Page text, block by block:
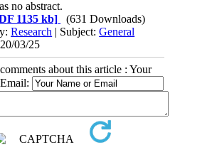
no abstract.
1135 kb]
(631 Downloads)
Research | Subject:General
03/25
about this article : Your